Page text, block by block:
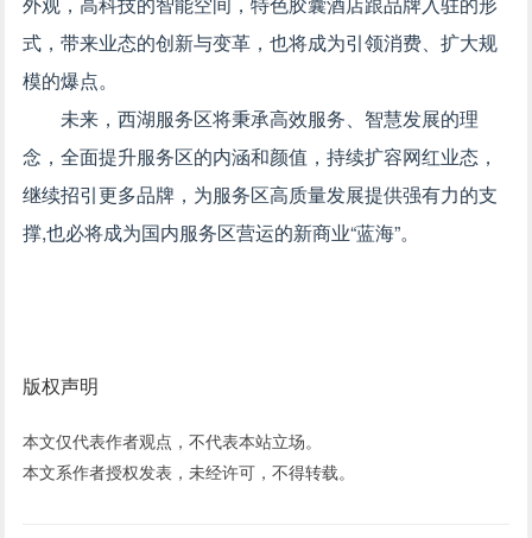
式，带来业态的创新与变革，也将成为引领消费、扩大规
模的爆点。
未来，西湖服务区将秉承高效服务、智慧发展的理
念，全面提升服务区的内涵和颜值，持续扩容网红业态，
继续招引更多品牌，为服务区高质量发展提供强有力的支
撑,也必将成为国内服务区营运的新商业“蓝海”。
版权声明
本文仅代表作者观点，不代表本站立场。
本文系作者授权发表，未经许可，不得转载。